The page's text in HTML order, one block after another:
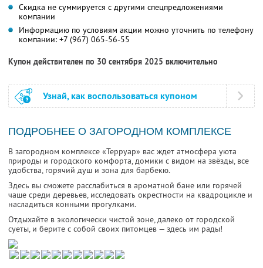
Скидка не суммируется с другими спецпредложениями
компании
Информацию по условиям акции можно уточнить по телефону
компании: +7 (967) 065-56-55
Купон действителен по 30 сентября 2025 включительно
Узнай, как воспользоваться купоном
ПОДРОБНЕЕ О ЗАГОРОДНОМ КОМПЛЕКСЕ
В загородном комплексе «Терруар» вас ждет атмосфера уюта
природы и городского комфорта, домики с видом на звёзды, все
удобства, горячий душ и зона для барбекю.
Здесь вы сможете расслабиться в ароматной бане или горячей
чаше среди деревьев, исследовать окрестности на квадроцикле и
насладиться конными прогулками.
Отдыхайте в экологически чистой зоне, далеко от городской
суеты, и берите с собой своих питомцев — здесь им рады!